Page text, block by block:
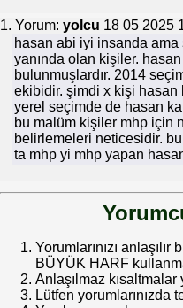
1. Yorum: yolcu 18 05 2025
hasan abi iyi insanda ama
yanında olan kişiler.
bulunmuşlardır. 2014
ekibidir. şimdi x kişi hasan
yerel seçimde de hasan
bu malüm kişiler mhp için
belirlemeleri neticesidir.
ta mhp yi mhp yapan
Yorumlarınızı
BÜYÜK HARF
Anlaşılmaz kısaltmalar
Lütfen yorumlarınızda